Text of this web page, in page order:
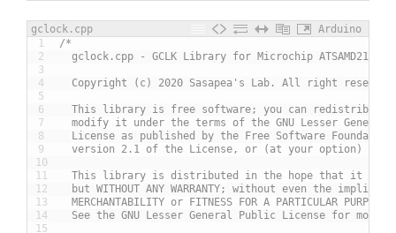
gclock.cpp
Arduino
1
2
3
4
5
6
7
8
9
10
11
12
13
14
15
/*
gclock.cpp - GCLK Library for Microchip ATSAMD21
Copyright (c) 2020 Sasapea's Lab. All right
This library is free software; you can redistribute
modify it under the terms of the GNU Lesser General
License as published by the Free Software
version 2.1 of the License, or (at your option) any
This library is distributed in the hope that it will
but WITHOUT ANY WARRANTY; without even the implied
MERCHANTABILITY or FITNESS FOR A PARTICULAR PURPOSE.
See the GNU Lesser General Public License for more